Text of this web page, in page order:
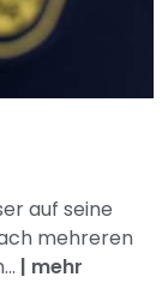
auf seine
mehreren
| mehr